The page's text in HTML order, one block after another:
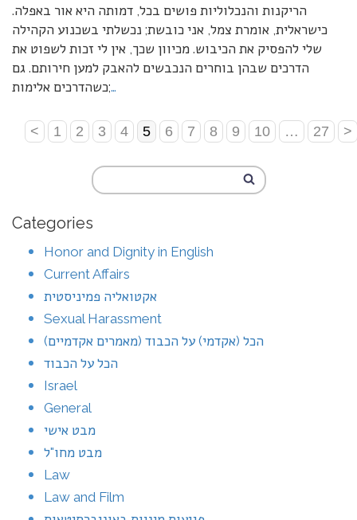
הריקנות והנכלוליות פושים בכל, דמותה היא אור באפלה.
כישראלית, אומרת צמל, אני כובשת; נכשלתי בשכנוע הקהילה
שלי להפסיק את הכיבוש. מכיוון שכך, אין לי זכות לשפוט את
הדרכים שבהן בוחרים הנכבשים להאבק למען חירותם. גם
כשהדרכים אלימות;…
< 1 2 3 4 5 6 7 8 9 10 … 27 >
Categories
Honor and Dignity in English
Current Affairs
אקטואליה פמיניסטית
Sexual Harassment
הכל (אקדמי) על הכבוד (מאמרים אקדמיים)
הכל על הכבוד
Israel
General
מבט אישי
מבט מחו"ל
Law
Law and Film